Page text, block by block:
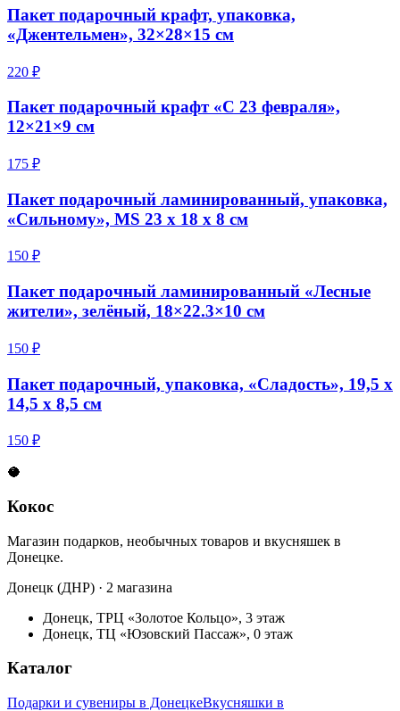
Пакет подарочный крафт, упаковка,
«Джентельмен», 32×28×15 см
220 ₽
Пакет подарочный крафт «С 23 февраля»,
12×21×9 см
175 ₽
Пакет подарочный ламинированный, упаковка,
«Сильному», MS 23 х 18 х 8 см
150 ₽
Пакет подарочный ламинированный «Лесные
жители», зелёный, 18×22.3×10 см
150 ₽
Пакет подарочный, упаковка, «Сладость», 19,5 х
14,5 х 8,5 см
150 ₽
🥥
Кокос
Магазин подарков, необычных товаров и вкусняшек в
Донецке.
Донецк (ДНР) · 2 магазина
Донецк, ТРЦ «Золотое Кольцо», 3 этаж
Донецк, ТЦ «Юзовский Пассаж», 0 этаж
Каталог
Подарки и сувениры в ДонецкеВкусняшки в